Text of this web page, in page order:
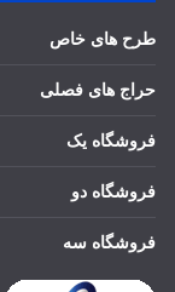
طرح های خاص
حراج های فصلی
فروشگاه یک
فروشگاه دو
فروشگاه سه